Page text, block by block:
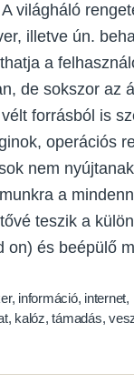
világháló
illetve ún.
a
de sokszor az
forrásból is
operációs
nem
a
teszik a
on) és beépülő
, információ, internet,
, kalóz,támadás,